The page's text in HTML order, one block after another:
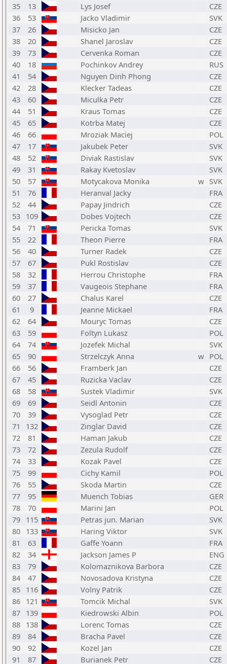
35
13 Lys Josef
CZE
36
53 Jacko Vladimir
SVK
37
26 Misicko Jan
CZE
38
20 Shanel Jaroslav
CZE
39
73 Cervenka Roman
CZE
40
18 Pochinkov Andrey
RUS
41
54 Nguyen Dinh Phong
CZE
42
28 Klecker Tadeas
CZE
43
60 Miculka Petr
CZE
44
51 Kraus Tomas
CZE
45
65 Kotrba Matej
CZE
46
66 Mroziak Maciej
POL
47
17 Jakubek Peter
SVK
48
52 Diviak Rastislav
SVK
49
31 Rakay Kvetoslav
SVK
50
57 Motycakova Monika w SVK
51
76 Heranval Jacky
FRA
52
44 Papay Jindrich
CZE
53 109 Dobes Vojtech
CZE
54
71 Pericka Tomas
SVK
55
22 Theon Pierre
FRA
56
40 Turner Radek
CZE
57
67 Pukl Rostislav
CZE
58
32 Herrou Christophe
FRA
59
37 Vaugeois Stephane
FRA
60
27 Chalus Karel
CZE
61
9 Jeanne Mickael
FRA
62
64 Mouryc Tomas
CZE
63
59 Foltyn Lukasz
POL
64
74 Jozefek Michal
SVK
65
90 Strzelczyk Anna w POL
66
56 Framberk Jan
CZE
67
45 Ruzicka Vaclav
CZE
68
58 Sustek Vladimir
SVK
69
69 Seidl Antonin
CZE
70
39 Vysoglad Petr
CZE
71
132 Zinglar David
CZE
72
81 Haman Jakub
CZE
73
72 Zezula Rudolf
CZE
74
33 Kozak Pavel
CZE
75
99 Cichy Kamil
POL
76
55 Skoda Martin
CZE
77
95 Muench Tobias
GER
78
70 Marini Jan
POL
79 115 Petras jun. Marian
SVK
80 133 Haring Viktor
SVK
81
63 Gaffe Yoann
FRA
82
34 Jackson James P
ENG
83
79 Kolomaznikova Barbora
CZE
84
47 Novosadova Kristyna
CZE
85 116 Volny Patrik
CZE
86 121 Tomcik Michal
SVK
87 139 Kiedrowski Albin
POL
88 138 Lorenc Tomas
CZE
89
84 Bracha Pavel
CZE
90
92 Kozel Jan
CZE
91
87 Burianek Petr CZE